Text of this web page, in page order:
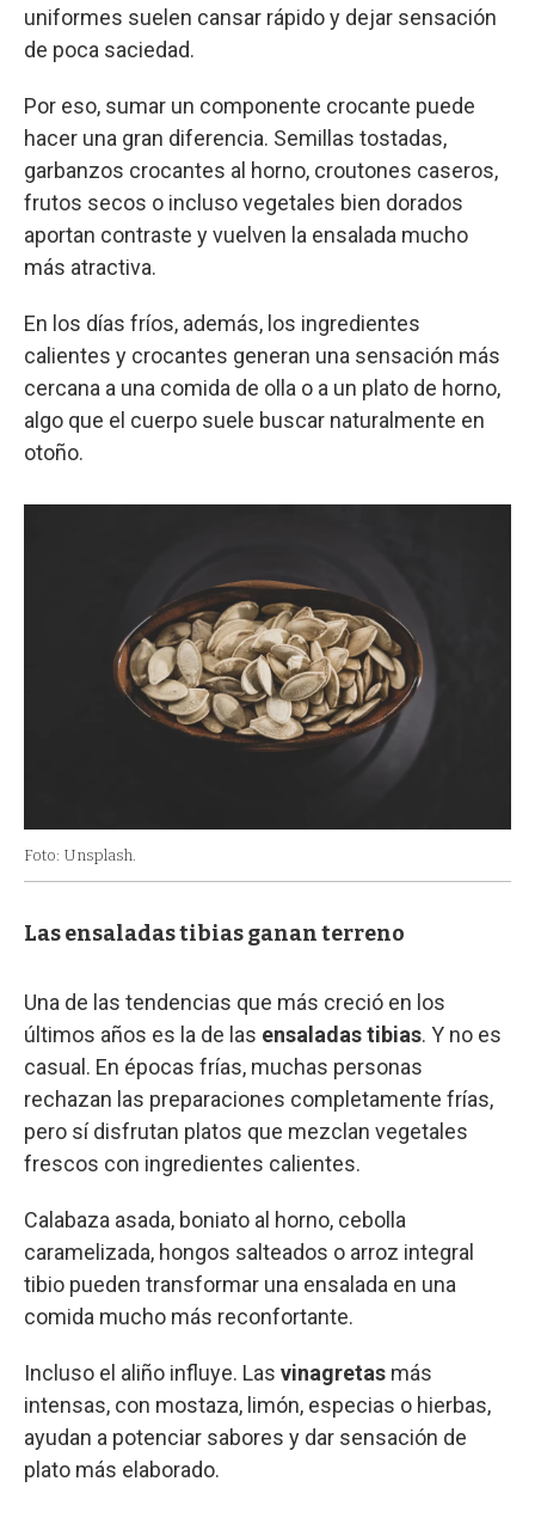
uniformes suelen cansar rápido y dejar sensación
de poca saciedad.
Por eso, sumar un componente crocante puede
hacer una gran diferencia. Semillas tostadas,
garbanzos crocantes al horno, croutones caseros,
frutos secos o incluso vegetales bien dorados
aportan contraste y vuelven la ensalada mucho
más atractiva.
En los días fríos, además, los ingredientes
calientes y crocantes generan una sensación más
cercana a una comida de olla o a un plato de horno,
algo que el cuerpo suele buscar naturalmente en
otoño.
Foto: Unsplash.
Las ensaladas tibias ganan terreno
Una de las tendencias que más creció en los
últimos años es la de las ensaladas tibias. Y no es
casual. En épocas frías, muchas personas
rechazan las preparaciones completamente frías,
pero sí disfrutan platos que mezclan vegetales
frescos con ingredientes calientes.
Calabaza asada, boniato al horno, cebolla
caramelizada, hongos salteados o arroz integral
tibio pueden transformar una ensalada en una
comida mucho más reconfortante.
Incluso el aliño influye. Las vinagretas más
intensas, con mostaza, limón, especias o hierbas,
ayudan a potenciar sabores y dar sensación de
plato más elaborado.